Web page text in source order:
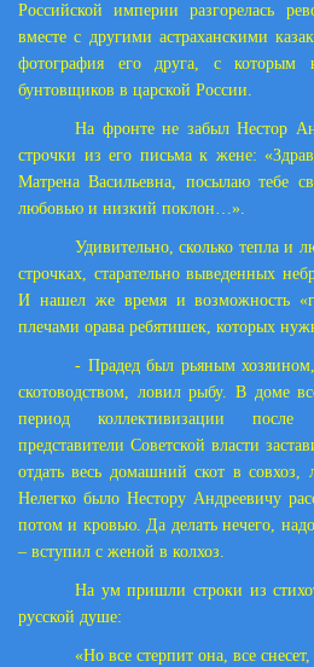
Российской империи разгорелась
вместе с другими астраханскими
фотография его друга, с которым
бунтовщиков в царской России.
На фронте не забыл Нестор
строчки из его письма к жене:
Матрена Васильевна, посылаю тебе
любовью и низкий поклон…».
Удивительно, сколько тепла и
строчках, старательно выведенных
И нашел же время и возможность
плечами орава ребятишек, которых
- Прадед был рьяным
скотоводством, ловил рыбу. В доме
период коллективизации после
представители Советской власти
отдать весь домашний скот в совхоз,
Нелегко было Нестору Андреевичу
потом и кровью. Да делать нечего,
– вступил с женой в колхоз.
На ум пришли строки из
русской душе:
«Но все стерпит она, все снесет,